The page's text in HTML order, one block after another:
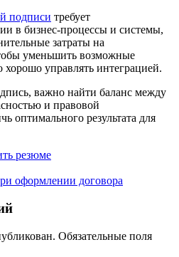
подписи требует
в бизнес-процессы и системы,
затраты на
уменьшить возможные
хорошо управлять интеграцией.
важно найти баланс между
и правовой
оптимального результата для
резюме
оформлении договора
Обязательные поля